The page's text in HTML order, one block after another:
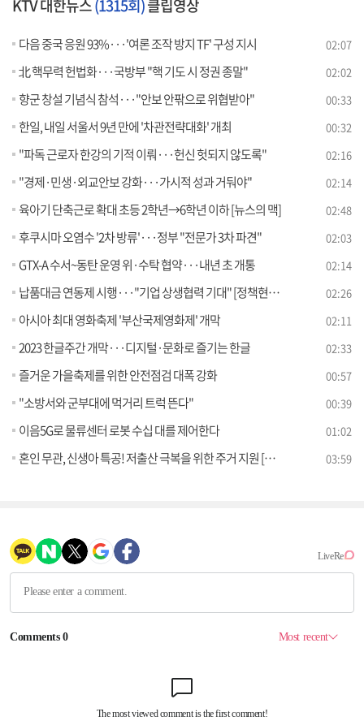
KTV 대한뉴스(1315회)클립영상
다음 중국 응원 93%···'여론 조작 방지 TF' 구성 지시 02:07
北 핵무력 헌법화···국방부 "핵 기도 시 정권 종말" 02:02
향군 창설 기념식 참석···"안보 안팎으로 위협받아" 00:33
한일, 내일 서울서 9년 만에 '차관전략대화' 개최 00:32
"파독 근로자 한강의 기적 이뤄···헌신 헛되지 않도록" 02:16
"경제·민생·외교안보 강화···가시적 성과 거둬야" 02:14
육아기 단축근로 확대 초등 2학년→6학년 이하 [뉴스의 맥] 02:48
후쿠시마 오염수 '2차 방류'···정부 "전문가 3차 파견" 02:03
GTX-A 수서~동탄 운영 위·수탁 협약···내년 초 개통 02:14
납품대금 연동제 시행···"기업 상생협력 기대" [정책현장+] 02:26
아시아 최대 영화축제 '부산국제영화제' 개막 02:11
2023 한글주간 개막···디지털·문화로 즐기는 한글 02:33
즐거운 가을축제를 위한 안전점검 대폭 강화 00:57
"소방서와 군부대에 먹거리 트럭 뜬다" 00:39
이음5G로 물류센터 로봇 수십 대를 제어한다 01:02
혼인 무관, 신생아 특공! 저출산 극복을 위한 주거 지원 [클릭K+] 03:59